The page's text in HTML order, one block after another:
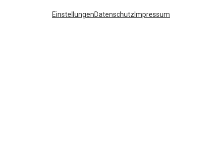
EinstellungenDatenschutz Impressum